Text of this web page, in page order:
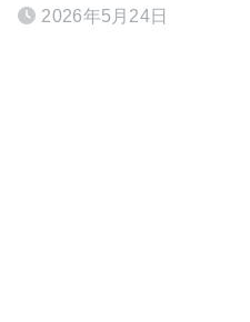
2026年5月24日